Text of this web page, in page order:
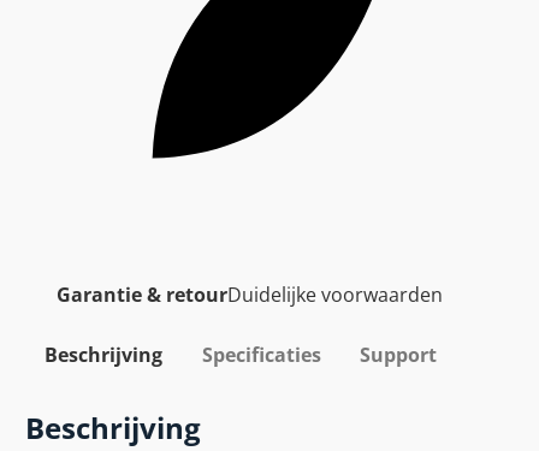
Garantie & retourDuidelijke voorwaarden
Beschrijving Specificaties Support
Beschrijving